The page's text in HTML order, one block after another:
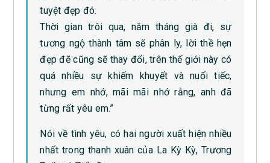
tuyệt đẹp đó.
Thời gian trôi qua, năm tháng già đi, sự
tương ngộ thành tâm sẽ phân ly, lời thề hẹn
đẹp đẽ cũng sẽ thay đổi, trên thế giới này có
quá nhiều sự khiếm khuyết và nuối tiếc,
nhưng em nhớ, mãi mãi nhớ rằng, anh đã
từng rất yêu em.”
Nói về tình yêu, có hai người xuất hiện nhiều
nhất trong thanh xuân của La Kỳ Kỳ, Trương